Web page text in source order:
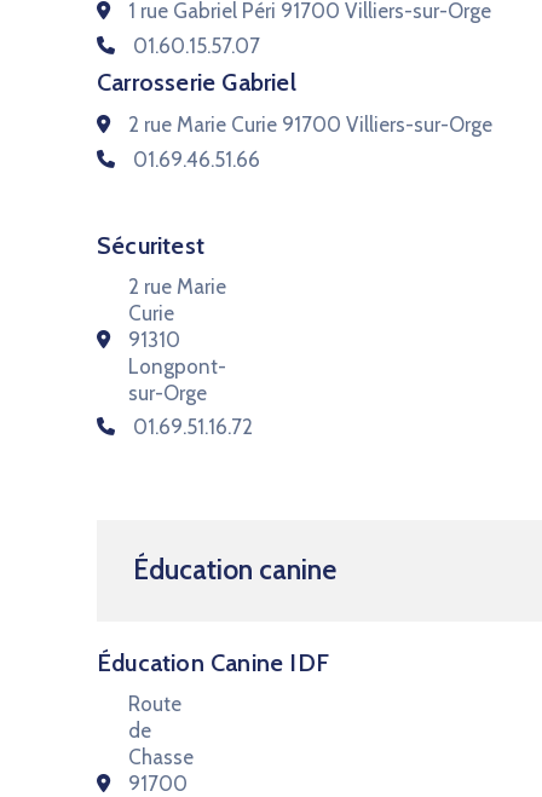
1 rue Gabriel Péri 91700 Villiers-sur-Orge
01.60.15.57.07
Carrosserie Gabriel
2 rue Marie Curie 91700 Villiers-sur-Orge
01.69.46.51.66
Sécuritest
2 rue Marie
Curie
91310
Longpont-
sur-Orge
01.69.51.16.72
Éducation canine
Éducation Canine IDF
Route
de
Chasse
91700